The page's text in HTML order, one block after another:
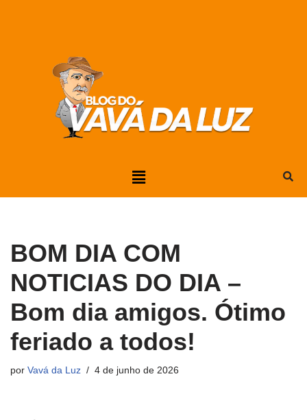
BOM DIA COM
NOTICIAS DO DIA –
Bom dia amigos. Ótimo
feriado a todos!
por Vavá da Luz 4 de junho de 2026